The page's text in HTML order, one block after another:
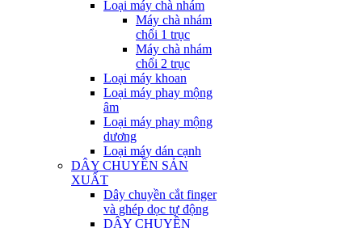
Loại máy chà nhám
Máy chà nhám
chổi 1 trục
Máy chà nhám
chổi 2 trục
Loại máy khoan
Loại máy phay mộng
âm
Loại máy phay mộng
dương
Loại máy dán cạnh
DÂY CHUYỀN SẢN
XUẤT
Dây chuyền cắt finger
và ghép dọc tự động
DÂY CHUYỀN